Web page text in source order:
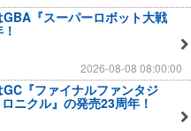
GBA『スーパーロボット大戦
2026-08-08 08:00:00
GC『ファイナルファンタジ
ニクル』の発売23周年！